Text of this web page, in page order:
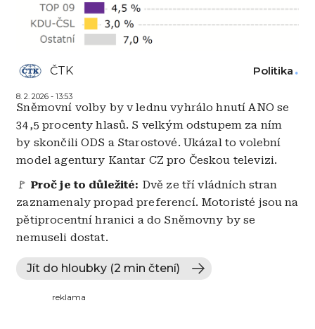
ČTK
8. 2. 2026 - 13:53
Politika
Sněmovní volby by v lednu vyhrálo hnutí ANO se
34,5 procenty hlasů. S velkým odstupem za ním
by skončili ODS a Starostové. Ukázal to volební
model agentury Kantar CZ pro Českou televizi.
🚩 Proč je to důležité: Dvě ze tří vládních stran
zaznamenaly propad preferencí. Motoristé jsou na
pětiprocentní hranici a do Sněmovny by se
nemuseli dostat.
Jít do hloubky (2 min čtení)
reklama